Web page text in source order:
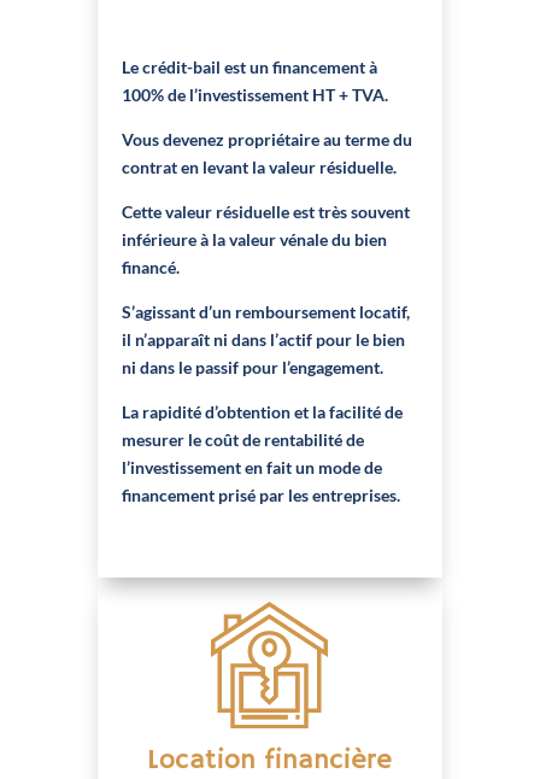
Le crédit-bail est un financement à
100% de l’investissement HT + TVA.
Vous devenez propriétaire au terme du
contrat en levant la valeur résiduelle.
Cette valeur résiduelle est très souvent
inférieure à la valeur vénale du bien
financé.
S’agissant d’un remboursement locatif,
il n’apparaît ni dans l’actif pour le bien
ni dans le passif pour l’engagement.
La rapidité d’obtention et la facilité de
mesurer le coût de rentabilité de
l’investissement en fait un mode de
financement prisé par les entreprises.
Location financière